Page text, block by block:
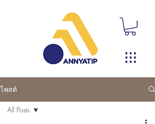
โพสต์
All Posts